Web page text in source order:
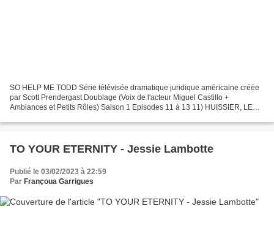
SO HELP ME TODD Série télévisée dramatique juridique américaine créée
par Scott Prendergast Doublage (Voix de l'acteur Miguel Castillo +
Ambiances et Petits Rôles) Saison 1 Episodes 11 à 13 11) HUISSIER, LES
TO YOUR ETERNITY - Jessie Lambotte
Publié le 03/02/2023 à 22:59
Par Françoua Garrigues